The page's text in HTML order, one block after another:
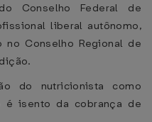
Conselho Federal de
liberal autônomo,
no Conselho Regional de
do nutricionista como
é isento da cobrança de